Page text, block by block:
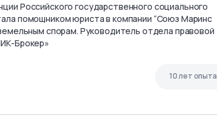
Российского государственного социального
помощником юриста в компании “Союз Маринс
спорам. Руководитель отдела правовой
Брокер»
10 лет опыта